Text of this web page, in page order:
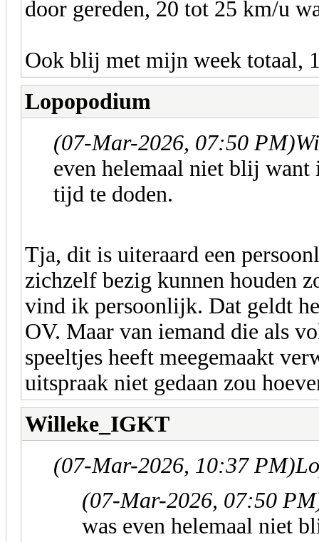
door gereden, 20 tot 25 km/u
Ook blij met mijn week totaal,
Lopopodium
(07-Mar-2026, 07:50 PM)
even helemaal niet blij
tijd te doden.
Tja, dit is uiteraard een
zichzelf bezig kunnen houden
vind ik persoonlijk. Dat geldt
OV. Maar van iemand die als
speeltjes heeft meegemaakt
uitspraak niet gedaan zou
Willeke_IGKT
(07-Mar-2026, 10:37 PM)
(07-Mar-2026, 07:50
was even helemaal niet